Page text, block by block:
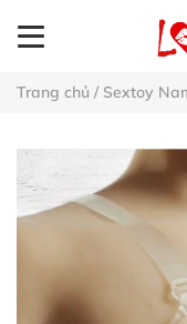
Trang chủ / Sextoy